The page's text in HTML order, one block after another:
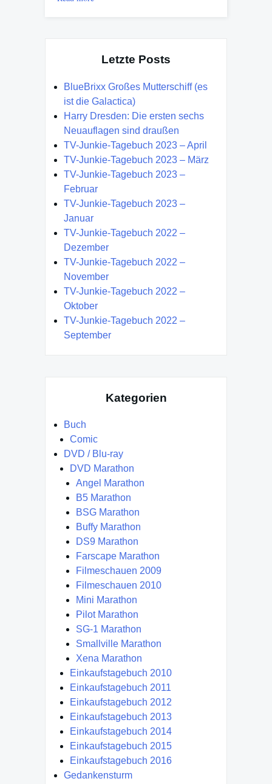
Letzte Posts
BlueBrixx Großes Mutterschiff (es
ist die Galactica)
Harry Dresden: Die ersten sechs
Neuauflagen sind draußen
TV-Junkie-Tagebuch 2023 – April
TV-Junkie-Tagebuch 2023 – März
TV-Junkie-Tagebuch 2023 –
Februar
TV-Junkie-Tagebuch 2023 –
Januar
TV-Junkie-Tagebuch 2022 –
Dezember
TV-Junkie-Tagebuch 2022 –
November
TV-Junkie-Tagebuch 2022 –
Oktober
TV-Junkie-Tagebuch 2022 –
September
Kategorien
Buch
Comic
DVD / Blu-ray
DVD Marathon
Angel Marathon
B5 Marathon
BSG Marathon
Buffy Marathon
DS9 Marathon
Farscape Marathon
Filmeschauen 2009
Filmeschauen 2010
Mini Marathon
Pilot Marathon
SG-1 Marathon
Smallville Marathon
Xena Marathon
Einkaufstagebuch 2010
Einkaufstagebuch 2011
Einkaufstagebuch 2012
Einkaufstagebuch 2013
Einkaufstagebuch 2014
Einkaufstagebuch 2015
Einkaufstagebuch 2016
Gedankensturm